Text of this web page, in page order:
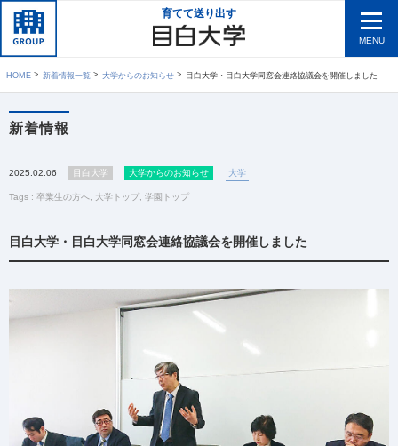
育てて送り出す
MENU
HOME 新着情報一覧 大学からのお知らせ 目白大学・目白大学同窓会連絡協議会を開催しました
新着情報
2025.02.06 目白大学 大学からのお知らせ 大学
Tags : 卒業生の方へ 大学トップ 学園トップ
目白大学・目白大学同窓会連絡協議会を開催しました